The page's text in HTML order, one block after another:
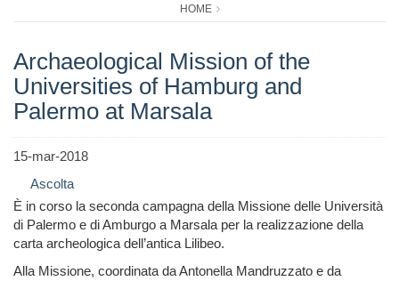
HOME
Archaeological Mission of the
Universities of Hamburg and
Palermo at Marsala
15-mar-2018
Ascolta
È in corso la seconda campagna della Missione delle Università
di Palermo e di Amburgo a Marsala per la realizzazione della
carta archeologica dell’antica Lilibeo.
Alla Missione, coordinata da Antonella Mandruzzato e da